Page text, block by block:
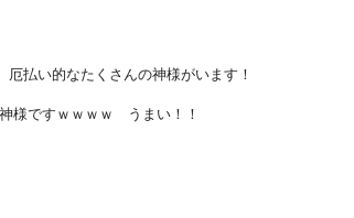
厄払い的なたくさんの神様がいます！
様ですｗｗｗｗ うまい！！